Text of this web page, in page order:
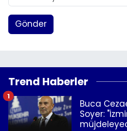
Gönder
Trend Haberler
Buca
Soyer:
1